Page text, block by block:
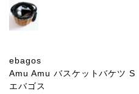
ebagos
Amu Amu バスケットバケツ
エバゴス